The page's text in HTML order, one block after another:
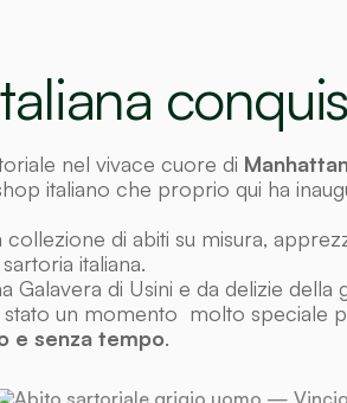
nel vivace cuore di
italiano che proprio qui ha
di abiti su misura,
italiana.
Galavera di Usini e da delizie
stato un momento molto speciale
e senza tempo.